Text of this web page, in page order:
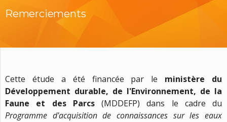
Remerciements
Cette étude a été financée par le ministère du
Développement durable, de l'Environnement, de la
Faune et des Parcs(MDDEFP) dans le cadre du
Programme d'acquisition de connaissances sur les eaux